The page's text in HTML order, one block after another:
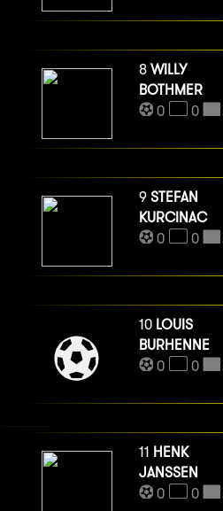
8 WILLY
BOTHMER
0
0
9 STEFAN
KURCINAC
0
0
10 LOUIS
BURHENNE
0
0
11 HENK
JANSSEN
0
0